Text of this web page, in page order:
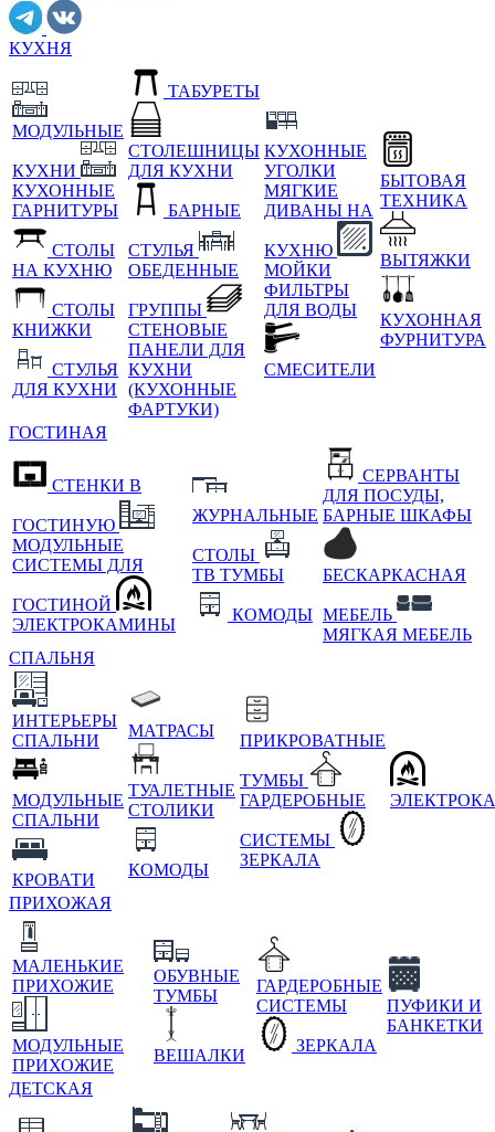
КУХНЯ
МОДУЛЬНЫЕ
КУХНИ
КУХОННЫЕ
ГАРНИТУРЫ
СТОЛЫ
НА КУХНЮ
СТОЛЫ
КНИЖКИ
СТУЛЬЯ
ДЛЯ КУХНИ
ТАБУРЕТЫ
СТОЛЕШНИЦЫ
ДЛЯ КУХНИ
БАРНЫЕ
СТУЛЬЯ
ОБЕДЕННЫЕ
ГРУППЫ
СТЕНОВЫЕ
ПАНЕЛИ ДЛЯ
КУХНИ
(КУХОННЫЕ
ФАРТУКИ)
КУХОННЫЕ
УГОЛКИ
МЯГКИЕ
ДИВАНЫ НА
КУХНЮ
МОЙКИ
ФИЛЬТРЫ
ДЛЯ ВОДЫ
СМЕСИТЕЛИ
БЫТОВАЯ
ТЕХНИКА
ВЫТЯЖКИ
КУХОННАЯ
ФУРНИТУРА
ГОСТИНАЯ
СТЕНКИ В
ГОСТИНУЮ
МОДУЛЬНЫЕ
СИСТЕМЫ ДЛЯ
ГОСТИНОЙ
ЭЛЕКТРОКАМИНЫ
ЖУРНАЛЬНЫЕ
СТОЛЫ
ТВ ТУМБЫ
КОМОДЫ
СЕРВАНТЫ
ДЛЯ ПОСУДЫ,
БАРНЫЕ ШКАФЫ
БЕСКАРКАСНАЯ
МЕБЕЛЬ
МЯГКАЯ МЕБЕЛЬ
СПАЛЬНЯ
ИНТЕРЬЕРЫ
СПАЛЬНИ
МОДУЛЬНЫЕ
СПАЛЬНИ
КРОВАТИ
МАТРАСЫ
ТУАЛЕТНЫЕ
СТОЛИКИ
КОМОДЫ
ПРИКРОВАТНЫЕ
ТУМБЫ
ГАРДЕРОБНЫЕ
СИСТЕМЫ
ЗЕРКАЛА
ПРИХОЖАЯ
МАЛЕНЬКИЕ
ПРИХОЖИЕ
МОДУЛЬНЫЕ
ПРИХОЖИЕ
ОБУВНЫЕ
ТУМБЫ
ВЕШАЛКИ
ГАРДЕРОБНЫЕ
СИСТЕМЫ
ЗЕРКАЛА
ПУФИКИ И
БАНКЕТКИ
ДЕТСКАЯ